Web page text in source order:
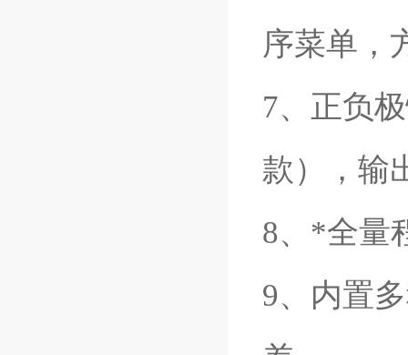
序菜单，
7、正负
款），
8、*全量
9、内置